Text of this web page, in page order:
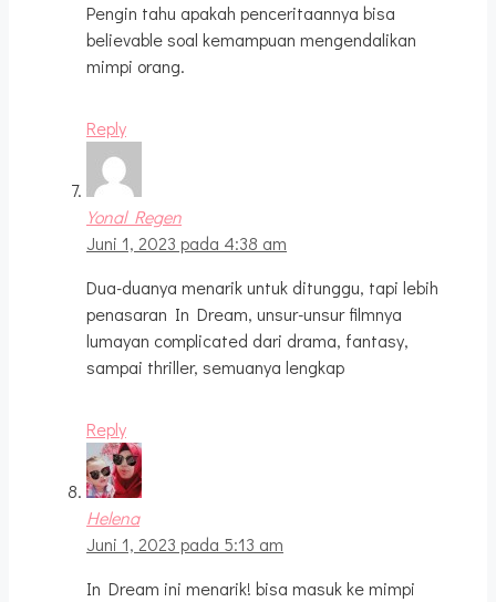
Pengin tahu apakah penceritaannya bisa
believable soal kemampuan mengendalikan
mimpi orang.
Reply
Yonal Regen
Juni 1, 2023 pada 4:38 am
Dua-duanya menarik untuk ditunggu, tapi lebih
penasaran In Dream, unsur-unsur filmnya
lumayan complicated dari drama, fantasy,
sampai thriller, semuanya lengkap
Reply
Helena
Juni 1, 2023 pada 5:13 am
In Dream ini menarik! bisa masuk ke mimpi